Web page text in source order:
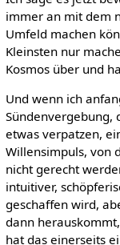
immer an mit dem
Umfeld machen
Kleinsten nur
Kosmos über und
Und wenn ich
Sündenvergebung,
etwas verpatzen,
Willensimpuls, von
nicht gerecht
intuitiver,
geschaffen wird,
dann
hat das einerseits